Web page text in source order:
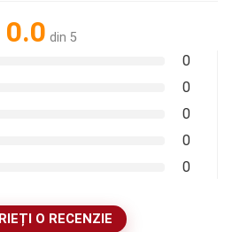
0.0 din 5
0
0
0
0
0
O RECENZIE